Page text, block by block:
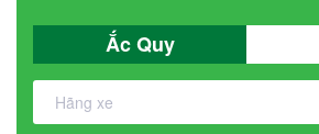
Ắc Quy